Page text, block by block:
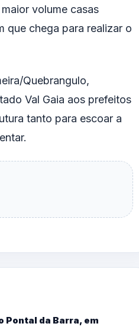
volume casas
que chega para realizar o
Quebrangulo,
Val Gaia aos prefeitos
tanto para escoar a
Pontal da Barra, em